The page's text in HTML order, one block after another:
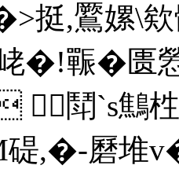
挺,鷢嫘\
�!辴�
鬦`s鷦
碮,�-磿堆